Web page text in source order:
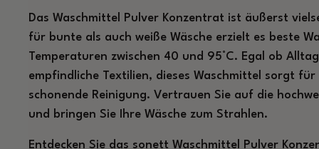
Das Waschmittel Pulver Konzentrat ist äußerst
für bunte als auch weiße Wäsche erzielt es beste
Temperaturen zwischen 40 und 95°C. Egal ob
empfindliche Textilien, dieses Waschmittel sorgt
schonende Reinigung. Vertrauen Sie auf die
und bringen Sie Ihre Wäsche zum Strahlen.
Entdecken Sie das sonett Waschmittel Pulver